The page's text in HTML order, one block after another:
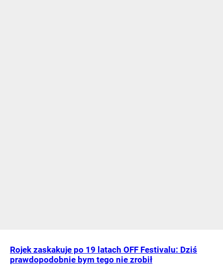
Rojek zaskakuje po 19 latach OFF Festivalu: Dziś
prawdopodobnie bym tego nie zrobił